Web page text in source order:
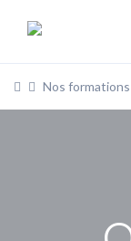
Nos formations